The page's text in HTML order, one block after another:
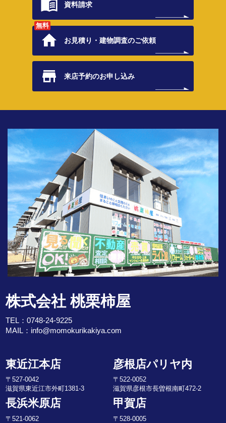
資料請求
無料
お見積り・建物調査のご依頼
来店予約のお申し込み
株式会社 桃栗柿屋
TEL：0748-24-9225
MAIL： info@momokurikakiya.com
東近江本店
〒527-0042
滋賀県東近江市外町1381-3
彦根店パリヤ内
〒522-0052
滋賀県彦根市長曽根南町472-2
長浜米原店
〒521-0062
甲賀店
〒528-0005